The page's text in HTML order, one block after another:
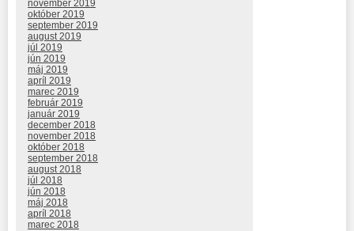
november 2019
október 2019
september 2019
august 2019
júl 2019
jún 2019
máj 2019
apríl 2019
marec 2019
február 2019
január 2019
december 2018
november 2018
október 2018
september 2018
august 2018
júl 2018
jún 2018
máj 2018
apríl 2018
marec 2018